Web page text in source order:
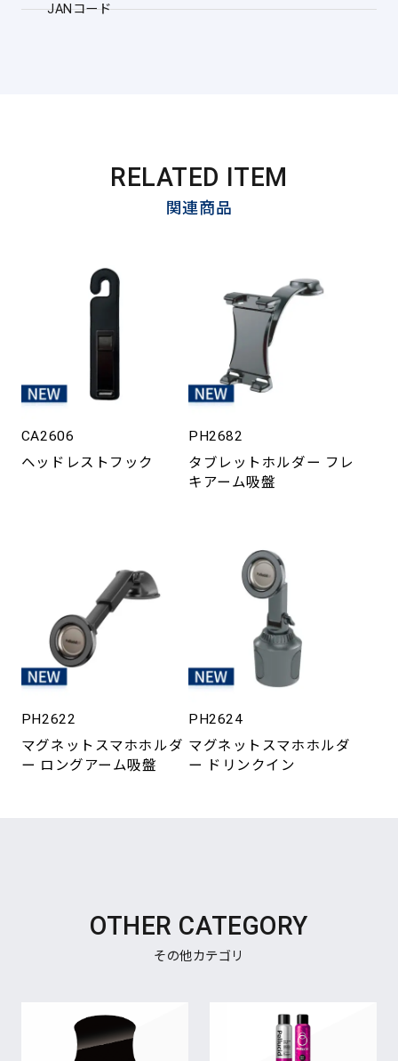
JANコード
RELATED ITEM
関連商品
CA2606
ヘッドレストフック
PH2682
タブレットホルダー フレ
キアーム吸盤
PH2622
マグネットスマホホルダ
ー ロングアーム吸盤
PH2624
マグネットスマホホルダ
ー ドリンクイン
OTHER CATEGORY
その他カテゴリ